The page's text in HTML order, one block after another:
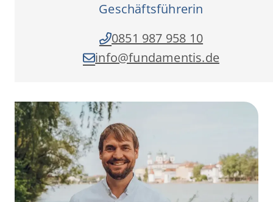
Geschäftsführerin
0851 987 958 10
info­@fundamentis.de